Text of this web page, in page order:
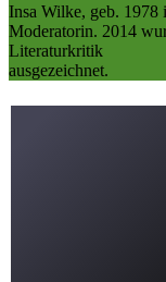
Insa Wilke, geb.
Moderatorin. 2014
Literaturkritik
ausgezeichnet.